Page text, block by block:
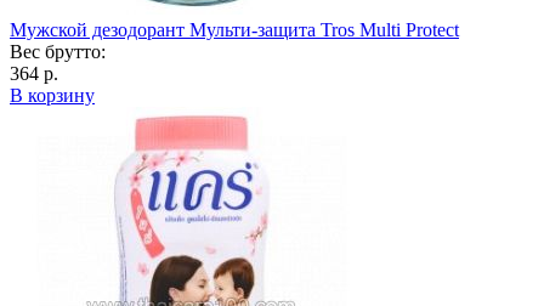
Мужской дезодорант Мульти-защита Tros Multi Protect
Вес брутто:
364 р.
В корзину